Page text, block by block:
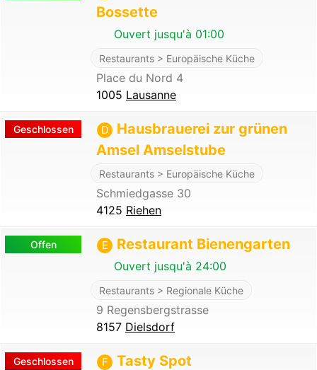
Bossette
Ouvert jusqu'à 01:00
Restaurants > Europäische Küche
Place du Nord 4
1005 Lausanne
Geschlossen D
Hausbrauerei zur grünen
Amsel Amselstube
Restaurants > Europäische Küche
Schmiedgasse 30
4125 Riehen
Offen E Restaurant Bienengarten
Ouvert jusqu'à 24:00
Restaurants > Regionale Küche
9 Regensbergstrasse
8157 Dielsdorf
Geschlossen F Tasty Spot